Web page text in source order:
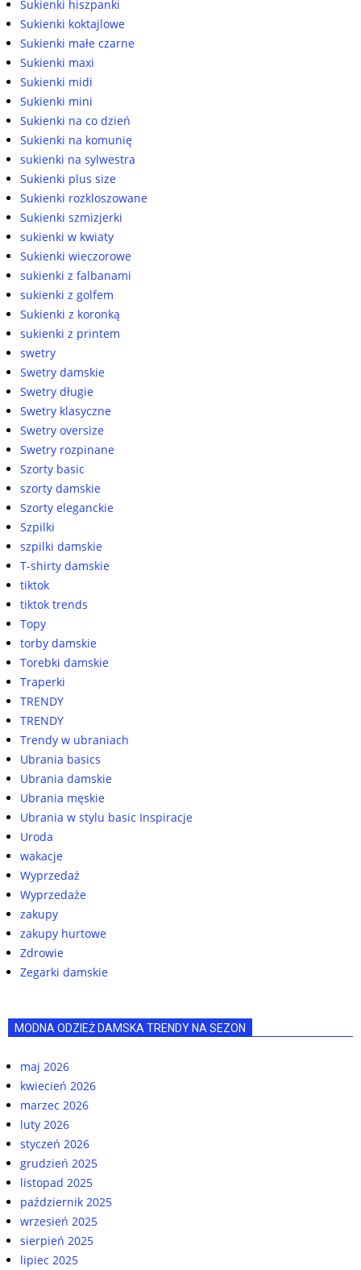
Sukienki hiszpanki
Sukienki koktajlowe
Sukienki małe czarne
Sukienki maxi
Sukienki midi
Sukienki mini
Sukienki na co dzień
Sukienki na komunię
sukienki na sylwestra
Sukienki plus size
Sukienki rozkloszowane
Sukienki szmizjerki
sukienki w kwiaty
Sukienki wieczorowe
sukienki z falbanami
sukienki z golfem
Sukienki z koronką
sukienki z printem
swetry
Swetry damskie
Swetry długie
Swetry klasyczne
Swetry oversize
Swetry rozpinane
Szorty basic
szorty damskie
Szorty eleganckie
Szpilki
szpilki damskie
T-shirty damskie
tiktok
tiktok trends
Topy
torby damskie
Torebki damskie
Traperki
TRENDY
TRENDY
Trendy w ubraniach
Ubrania basics
Ubrania damskie
Ubrania męskie
Ubrania w stylu basic Inspiracje
Uroda
wakacje
Wyprzedaż
Wyprzedaże
zakupy
zakupy hurtowe
Zdrowie
Zegarki damskie
MODNA ODZIEŻ DAMSKA TRENDY NA SEZON
maj 2026
kwiecień 2026
marzec 2026
luty 2026
styczeń 2026
grudzień 2025
listopad 2025
październik 2025
wrzesień 2025
sierpień 2025
lipiec 2025